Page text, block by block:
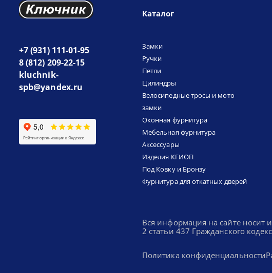
+7 (931) 111-01-95
8 (812) 209-22-15
kluchnik-
spb@yandex.ru
Каталог
Замки
Ручки
Петли
Цилиндры
Велосипедные тросы и мото
замки
Оконная фурнитура
Мебельная фурнитура
Аксессуары
Изделия КГИОП
Под Ковку и Бронзу
Фурнитура для откатных дверей
Вся информация на сайте носит
2 статьи 437 Гражданского
Политика конфиденциальности